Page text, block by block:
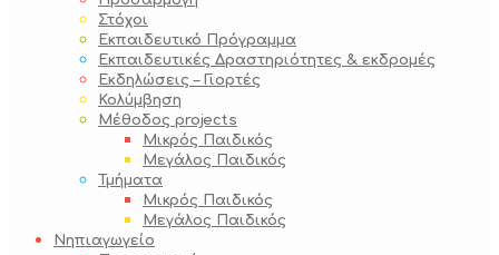
Στόχοι
Εκπαιδευτικό Πρόγραμμα
Εκπαιδευτικές Δραστηριότητες & εκδρομές
Εκδηλώσεις – Γιορτές
Κολύμβηση
Μέθοδος projects
Μικρός Παιδικός
Μεγάλος Παιδικός
Τμήματα
Μικρός Παιδικός
Μεγάλος Παιδικός
Νηπιαγωγείο